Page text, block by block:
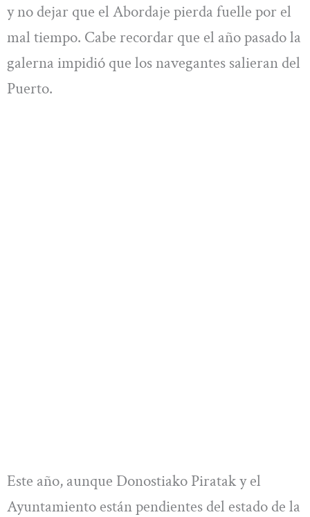
y no dejar que el Abordaje pierda fuelle por el
mal tiempo. Cabe recordar que el año pasado la
galerna impidió que los navegantes salieran del
Puerto.
Este año, aunque Donostiako Piratak y el
Ayuntamiento están pendientes del estado de la